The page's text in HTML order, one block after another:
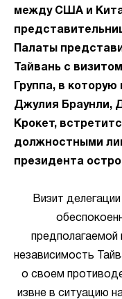
между США и
Палаты
Тайвань с
Группа, в
Джулия Браунли,
Крокет,
должностными
президента
Визит
независимость
о своем
извне в ситуацию